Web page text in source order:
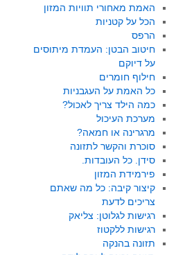
האמת מאחורי תוויות המזון
הכל על קטניות
הרפס
חיטוב הבטן: העמדת מיתוסים
על דיוקם
חילוף חומרים
כל האמת על העגבניות
כמה הילד צריך לאכול?
מערכת העיכול
מרגרינה או חמאה?
סוכרת והקשר לתזונה
סידן. כל העובדות.
פירמידת המזון
קיצור קיבה: כל מה שאתם
צריכים לדעת
רגישות לגלוטן: צליאק
רגישות ללקטוז
תזונה בהנקה